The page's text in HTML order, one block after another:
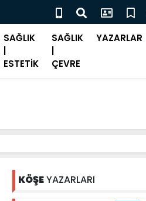
nedeniyle işe devamsızlık
SAĞLIK
ESTETİK
SAĞLIK
ÇEVRE
YAZARLAR
KÖŞEYAZARLARI